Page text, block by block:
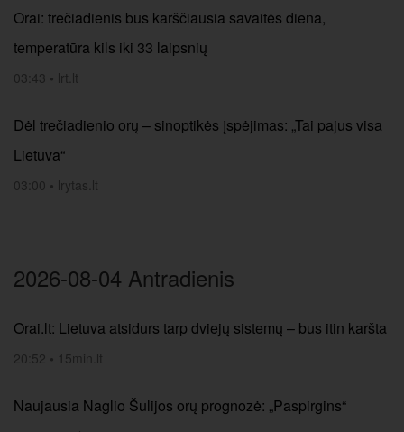
Orai: trečiadienis bus karščiausia savaitės diena,
temperatūra kils iki 33 laipsnių
03:43 • lrt.lt
Dėl trečiadienio orų – sinoptikės įspėjimas: „Tai pajus visa
Lietuva“
03:00 • lrytas.lt
2026-08-04 Antradienis
Orai.lt: Lietuva atsidurs tarp dviejų sistemų – bus itin karšta
20:52 • 15min.lt
Naujausia Naglio Šulijos orų prognozė: „Paspirgins“